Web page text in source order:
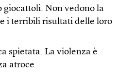
giocattoli. Non vedono la
i terribili risultati delle loro
spietata. La violenza è
atroce.